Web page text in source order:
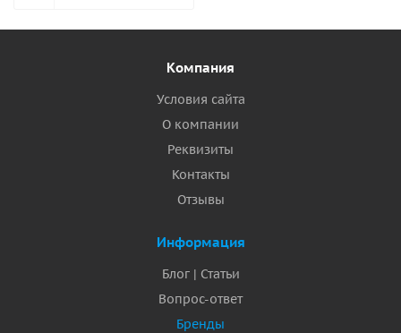
Компания
Условия сайта
О компании
Реквизиты
Контакты
Отзывы
Информация
Блог | Статьи
Вопрос-ответ
Бренды